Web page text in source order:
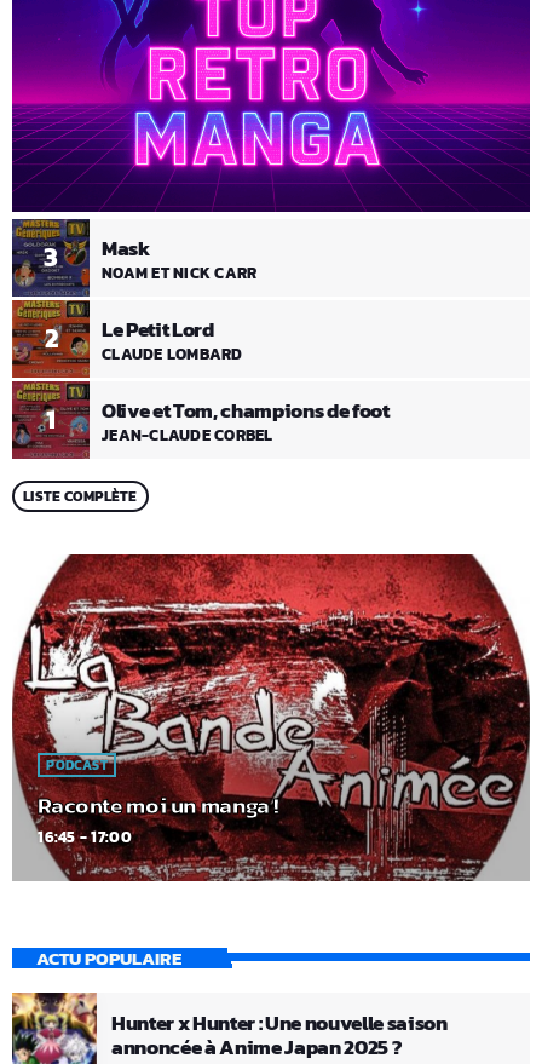
1 Olive et Tom, champions de foot
JEAN-CLAUDE CORBEL
2 Le Petit Lord
CLAUDE LOMBARD
3 Mask
NOAM ET NICK CARR
LISTE COMPLÈTE
PODCAST
Raconte moi un manga !
16:45 - 17:00
ACTU POPULAIRE
Hunter x Hunter : Une nouvelle saison
annoncée à Anime Japan 2025 ?